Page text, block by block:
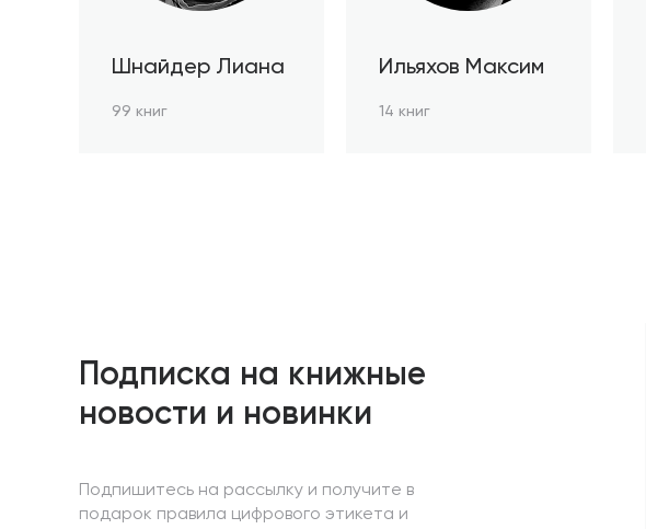
Шнайдер Лиана
99 книг
Ильяхов Максим
14 книг
Подписка на книжные
новости и новинки
Подпишитесь на рассылку и получите в
подарок правила цифрового этикета и